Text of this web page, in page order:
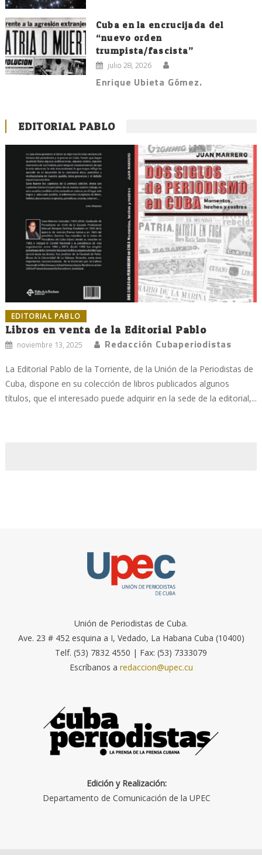
Cuba en la encrucijada del
“nuevo orden
trumpista/fascista”
julio 28, 2026
Enrique Ubieta Gómez.
EDITORIAL PABLO
EDITORIAL PABLO
Libros en venta de la Editorial Pablo
noviembre 13, 2025 Redacción Cubaperiodistas
La Editorial Pablo de la Torriente, de la Unión de la Periodistas de
Cuba, dispone en su colección de libros publicados algunos
títulos, que el interesado puede adquirir en la sede de la editorial,...
Unión de Periodistas de Cuba.
Ave. 23 # 452 esquina a I, Vedado, La Habana Cuba (10400)
Telf. (53) 7832 4550 | Fax: (53) 7333079
Escríbanos a redaccion@upec.cu
Edición y Realización:
Departamento de Comunicación de la UPEC